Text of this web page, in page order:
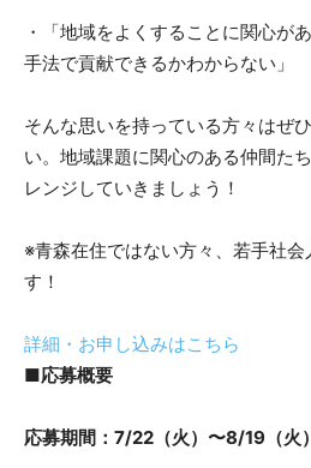
・「地域をよくすることに関心が
手法で貢献できるかわからない」
そんな思いを持っている方々はぜ
い。地域課題に関心のある仲間た
レンジしていきましょう！
※青森在住ではない方々、若手社
す！
詳細・お申し込みはこちら
■応募概要
応募期間：7/22（火）〜8/19（火